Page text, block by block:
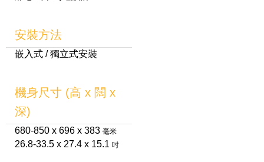
安裝方法
嵌入式 / 獨立式安裝
機身尺寸 (高 x 闊 x
深)
680-850 x 696 x 383 毫米
26.8-33.5 x 27.4 x 15.1 吋